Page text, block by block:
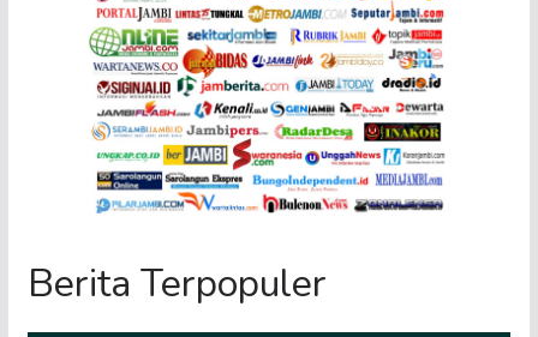
Berita Terpopuler